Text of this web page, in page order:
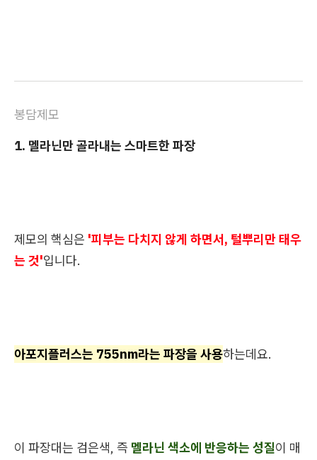
봉담제모
1. 멜라닌만 골라내는 스마트한 파장
제모의 핵심은 '피부는 다치지 않게 하면서, 털뿌리만 태우
는 것'입니다.
아포지플러스는 755nm라는 파장을 사용하는데요.
이 파장대는 검은색, 즉 멜라닌 색소에 반응하는 성질이 매